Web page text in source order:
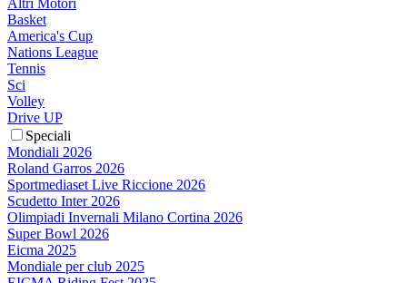
Basket
America's Cup
Nations League
Tennis
Sci
Volley
Drive UP
Speciali
Mondiali 2026
Roland Garros 2026
Sportmediaset Live Riccione 2026
Scudetto Inter 2026
Olimpiadi Invernali Milano Cortina 2026
Super Bowl 2026
Eicma 2025
Mondiale per club 2025